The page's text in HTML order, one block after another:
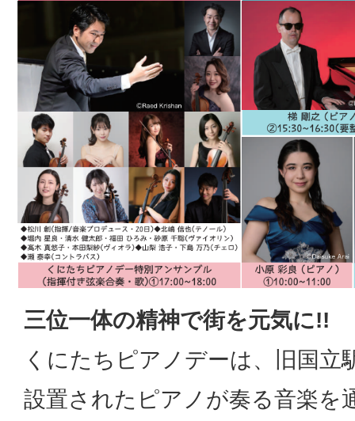
三位一体の精神で街を元気に!!
くにたちピアノデーは、旧国立
設置されたピアノが奏る音楽を